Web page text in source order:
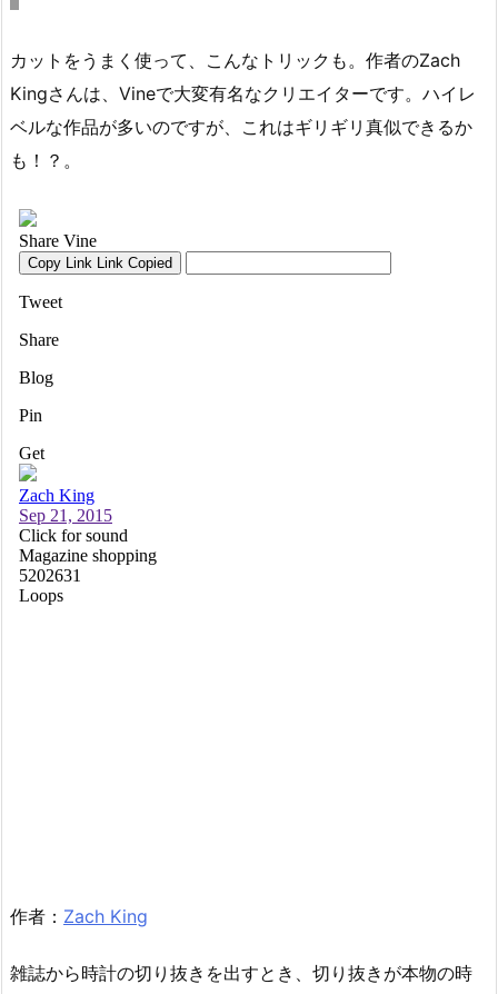
カットをうまく使って、こんなトリックも。作者のZach
Kingさんは、Vineで大変有名なクリエイターです。ハイレ
ベルな作品が多いのですが、これはギリギリ真似できるか
も！？。
作者： Zach King
雑誌から時計の切り抜きを出すとき、切り抜きが本物の時